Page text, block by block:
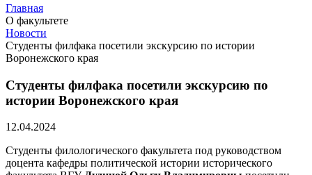
Главная
О факультете
Новости
Студенты филфака посетили экскурсию по истории
Воронежского края
Студенты филфака посетили экскурсию по
истории Воронежского края
12.04.2024
Студенты филологического факультета под руководством
доцента кафедры политической истории исторического